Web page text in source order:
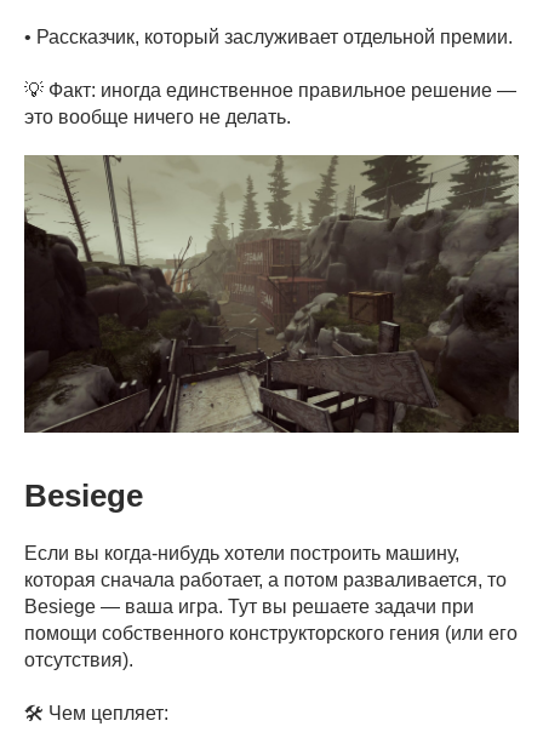
• Рассказчик, который заслуживает отдельной премии.
💡 Факт: иногда единственное правильное решение —
это вообще ничего не делать.
Besiege
Если вы когда-нибудь хотели построить машину,
которая сначала работает, а потом разваливается, то
Besiege — ваша игра. Тут вы решаете задачи при
помощи собственного конструкторского гения (или его
отсутствия).
🛠️ Чем цепляет: